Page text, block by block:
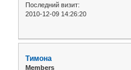
Последний визит:
2010-12-09 14:26:20
Тимона
Members